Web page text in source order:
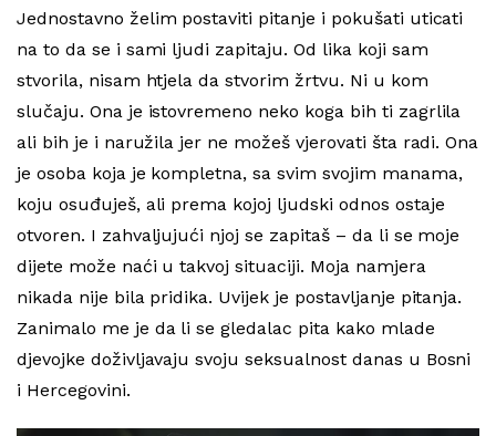
Jednostavno želim postaviti pitanje i pokušati uticati
na to da se i sami ljudi zapitaju. Od lika koji sam
stvorila, nisam htjela da stvorim žrtvu. Ni u kom
slučaju. Ona je istovremeno neko koga bih ti zagrlila
ali bih je i naružila jer ne možeš vjerovati šta radi. Ona
je osoba koja je kompletna, sa svim svojim manama,
koju osuđuješ, ali prema kojoj ljudski odnos ostaje
otvoren. I zahvaljujući njoj se zapitaš – da li se moje
dijete može naći u takvoj situaciji. Moja namjera
nikada nije bila pridika. Uvijek je postavljanje pitanja.
Zanimalo me je da li se gledalac pita kako mlade
djevojke doživljavaju svoju seksualnost danas u Bosni
i Hercegovini.